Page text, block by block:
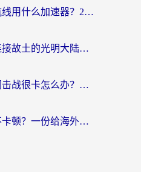
境外玩航海王热血航线用什么加速器？2026海外玩家实测最优方案（附欧洲问道堡垒前线加速技巧）
在异国他乡，寻找连接故土的光明大陆免费加速器
在海外玩坦克世界闪击战很卡怎么办？老玩家亲测有效的加速器选择指南
欧洲怎么玩新诛仙不卡顿？一份给海外游子的国服游戏畅玩指南